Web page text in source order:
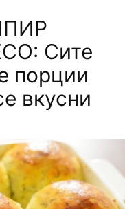
Сите
порции
вкусни